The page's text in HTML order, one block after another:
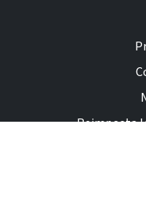
Reimposta